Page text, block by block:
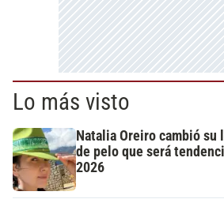
Lo más visto
Natalia Oreiro cambió su
de pelo que será
2026